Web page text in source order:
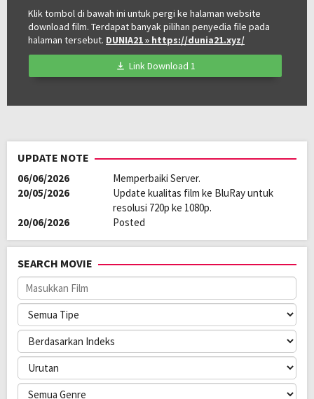
Klik tombol di bawah ini untuk pergi ke halaman website
download film. Terdapat banyak pilihan penyedia file pada
halaman tersebut. DUNIA21» https://dunia21.xyz/
Link Download 1
UPDATE NOTE
06/06/2026
Memperbaiki Server.
20/05/2026
Update kualitas film ke BluRay untuk
resolusi 720p ke 1080p.
20/06/2026
Posted
SEARCH MOVIE